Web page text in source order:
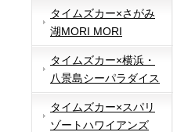
タイムズカー×さがみ
湖MORI MORI
タイムズカー×横浜・
八景島シーパラダイス
タイムズカー×スパリ
ゾートハワイアンズ